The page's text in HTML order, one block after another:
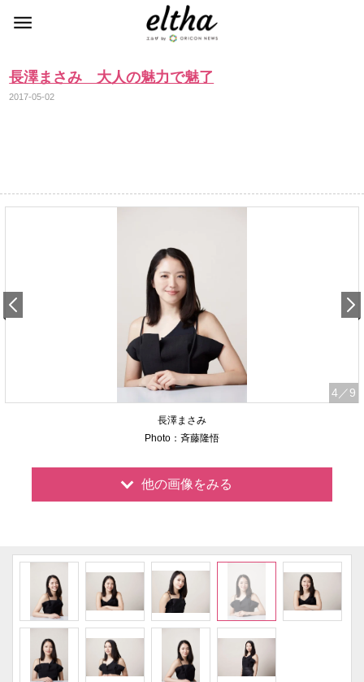
長澤まさみ 大人の魅力で魅了
2017-05-02
4 ／9
長澤まさみ
Photo：斉藤隆悟
他の画像をみる